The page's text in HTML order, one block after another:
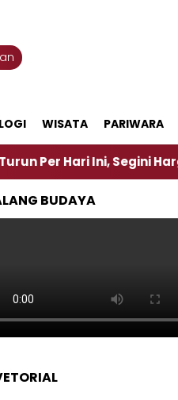
WISATA PARIWARA
Segini Harganya
BUDAYA